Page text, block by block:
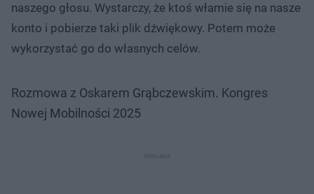
naszego głosu. Wystarczy, że ktoś włamie się na nasze
konto i pobierze taki plik dźwiękowy. Potem może
wykorzystać go do własnych celów.
Rozmowa z Oskarem Grąbczewskim. Kongres
Nowej Mobilności 2025